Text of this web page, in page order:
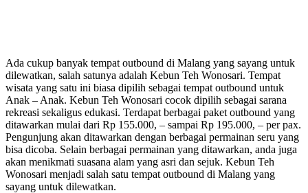
Ada cukup banyak tempat outbound di Malang yang sayang untuk
dilewatkan, salah satunya adalah Kebun Teh Wonosari. Tempat
wisata yang satu ini biasa dipilih sebagai tempat outbound untuk
Anak – Anak. Kebun Teh Wonosari cocok dipilih sebagai sarana
rekreasi sekaligus edukasi. Terdapat berbagai paket outbound yang
ditawarkan mulai dari Rp 155.000, – sampai Rp 195.000, – per pax.
Pengunjung akan ditawarkan dengan berbagai permainan seru yang
bisa dicoba. Selain berbagai permainan yang ditawarkan, anda juga
akan menikmati suasana alam yang asri dan sejuk. Kebun Teh
Wonosari menjadi salah satu tempat outbound di Malang yang
sayang untuk dilewatkan.